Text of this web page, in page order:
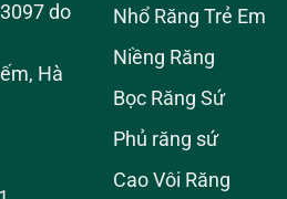
do
Hà
Nhổ Răng Trẻ Em
Niềng Răng
Bọc Răng Sứ
Phủ răng sứ
Cao Vôi Răng